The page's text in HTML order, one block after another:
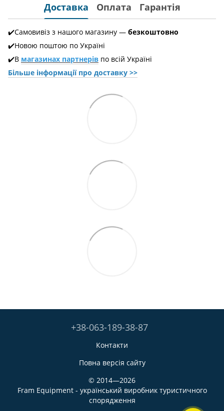
Доставка Оплата Гарантія
✔️Самовивіз з нашого магазину — безкоштовно
✔️Новою поштою по Україні
✔️В магазинах партнерів по всій Україні
Більше інформації про доставкy >>
+38-063-189-38-87
Контакти
Повна версія сайту
© 2014—2026
Fram Equipment - український виробник туристичного
спорядження